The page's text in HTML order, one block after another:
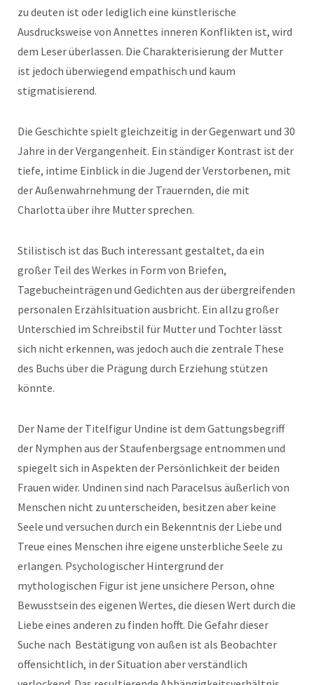
zu deuten ist oder lediglich eine künstlerische
Ausdrucksweise von Annettes inneren Konflikten ist, wird
dem Leser überlassen. Die Charakterisierung der Mutter
ist jedoch überwiegend empathisch und kaum
stigmatisierend.
Die Geschichte spielt gleichzeitig in der Gegenwart und 30
Jahre in der Vergangenheit. Ein ständiger Kontrast ist der
tiefe, intime Einblick in die Jugend der Verstorbenen, mit
der Außenwahrnehmung der Trauernden, die mit
Charlotta über ihre Mutter sprechen.
Stilistisch ist das Buch interessant gestaltet, da ein
großer Teil des Werkes in Form von Briefen,
Tagebucheinträgen und Gedichten aus der übergreifenden
personalen Erzählsituation ausbricht. Ein allzu großer
Unterschied im Schreibstil für Mutter und Tochter lässt
sich nicht erkennen, was jedoch auch die zentrale These
des Buchs über die Prägung durch Erziehung stützen
könnte.
Der Name der Titelfigur Undine ist dem Gattungsbegriff
der Nymphen aus der Staufenbergsage entnommen und
spiegelt sich in Aspekten der Persönlichkeit der beiden
Frauen wider. Undinen sind nach Paracelsus äußerlich von
Menschen nicht zu unterscheiden, besitzen aber keine
Seele und versuchen durch ein Bekenntnis der Liebe und
Treue eines Menschen ihre eigene unsterbliche Seele zu
erlangen. Psychologischer Hintergrund der
mythologischen Figur ist jene unsichere Person, ohne
Bewusstsein des eigenen Wertes, die diesen Wert durch die
Liebe eines anderen zu finden hofft. Die Gefahr dieser
Suche nach Bestätigung von außen ist als Beobachter
offensichtlich, in der Situation aber verständlich